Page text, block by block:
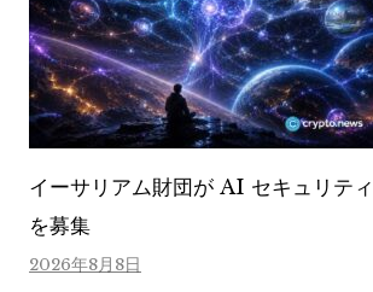
イーサリアム財団が AI セキュリテ
を募集
2026年8月8日